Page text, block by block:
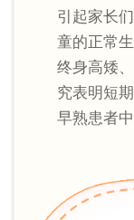
引起家长
童的正常
终身高矮
究表明短
早熟患者